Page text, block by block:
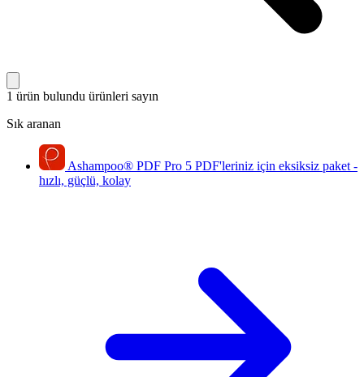
1 ürün bulundu ürünleri sayın
Sık aranan
Ashampoo® PDF Pro 5 PDF'leriniz için eksiksiz paket -
hızlı, güçlü, kolay